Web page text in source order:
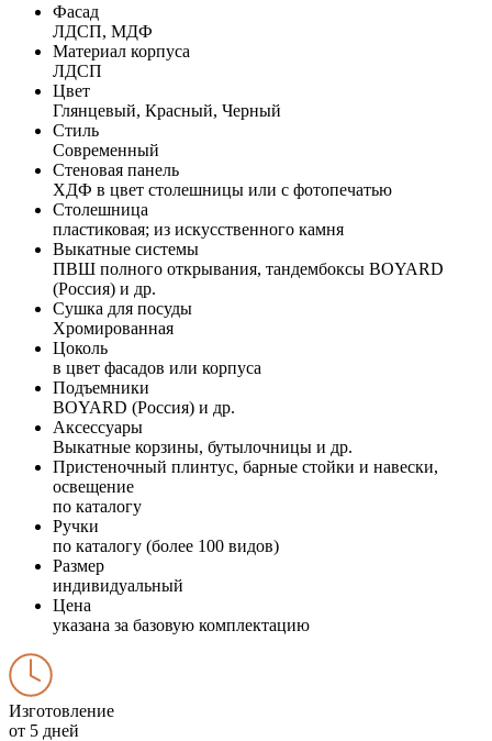
Фасад
ЛДСП, МДФ
Материал корпуса
ЛДСП
Цвет
Глянцевый, Красный, Черный
Стиль
Современный
Стеновая панель
ХДФ в цвет столешницы или с фотопечатью
Столешница
пластиковая; из искусственного камня
Выкатные системы
ПВШ полного открывания, тандембоксы BOYARD
(Россия) и др.
Сушка для посуды
Хромированная
Цоколь
в цвет фасадов или корпуса
Подъемники
BOYARD (Россия) и др.
Аксессуары
Выкатные корзины, бутылочницы и др.
Пристеночный плинтус, барные стойки и навески,
освещение
по каталогу
Ручки
по каталогу (более 100 видов)
Размер
индивидуальный
Цена
указана за базовую комплектацию
Изготовление
от 5 дней